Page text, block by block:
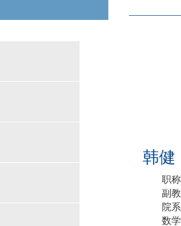
韩健
职
副
院
数